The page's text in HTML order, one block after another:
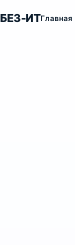
БЕЗ-ИТГлавная